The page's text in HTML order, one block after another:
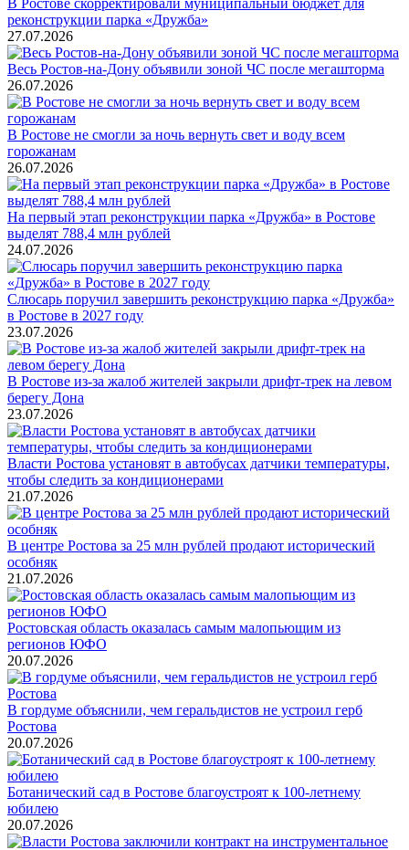
реконструкции парка «Дружба»
27.07.2026
Весь Ростов-на-Дону объявили зоной ЧС после мегашторма
26.07.2026
В Ростове не смогли за ночь вернуть свет и воду всем
горожанам
26.07.2026
На первый этап реконструкции парка «Дружба» в Ростове
выделят 788,4 млн рублей
24.07.2026
Слюсарь поручил завершить реконструкцию парка «Дружба»
в Ростове в 2027 году
23.07.2026
В Ростове из-за жалоб жителей закрыли дрифт-трек на левом
берегу Дона
23.07.2026
Власти Ростова установят в автобусах датчики температуры,
чтобы следить за кондиционерами
21.07.2026
В центре Ростова за 25 млн рублей продают исторический
особняк
21.07.2026
Ростовская область оказалась самым малопьющим из
регионов ЮФО
20.07.2026
В гордуме объяснили, чем геральдистов не устроил герб
Ростова
20.07.2026
Ботанический сад в Ростове благоустроят к 100-летнему
юбилею
20.07.2026